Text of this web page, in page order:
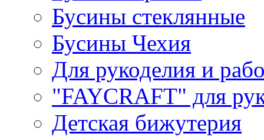
Бусины стеклянные
Бусины Чехия
Для рукоделия и
"FAYCRAFT" для
Детская бижутерия